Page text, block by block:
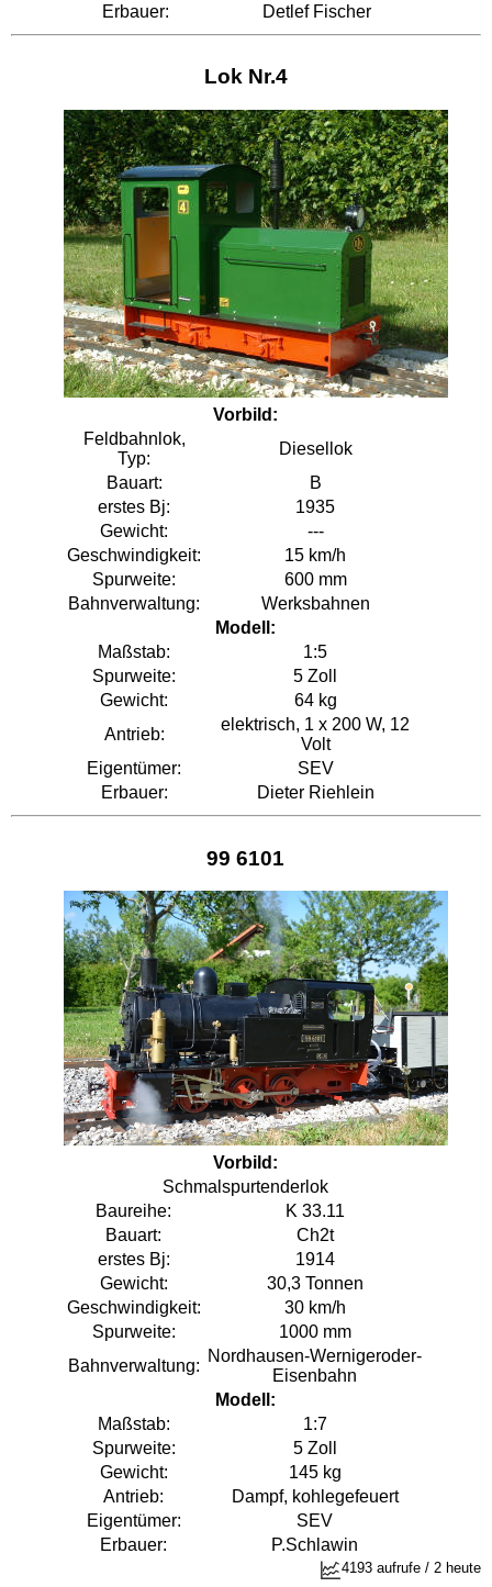
Erbauer:
Detlef Fischer
Lok Nr.4
Vorbild:
Feldbahnlok,
Typ:
Diesellok
Bauart:
B
erstes Bj:
1935
Gewicht:
---
Geschwindigkeit:
15 km/h
Spurweite:
600 mm
Bahnverwaltung:
Werksbahnen
Modell:
Maßstab:
1:5
Spurweite:
5 Zoll
Gewicht:
64 kg
Antrieb:
elektrisch, 1 x 200 W, 12
Volt
Eigentümer:
SEV
Erbauer:
Dieter Riehlein
99 6101
Vorbild:
Schmalspurtenderlok
Baureihe:
K 33.11
Bauart:
Ch2t
erstes Bj:
1914
Gewicht:
30,3 Tonnen
Geschwindigkeit:
30 km/h
Spurweite:
1000 mm
Bahnverwaltung:
Nordhausen-Wernigeroder-
Eisenbahn
Modell:
Maßstab:
1:7
Spurweite:
5 Zoll
Gewicht:
145 kg
Antrieb:
Dampf, kohlegefeuert
Eigentümer:
SEV
Erbauer:
P.Schlawin
4193 aufrufe / 2 heute